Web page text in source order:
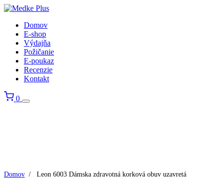
Domov
E-shop
Výdajňa
Požičanie
E-poukaz
Recenzie
Kontakt
0
Domov / Leon 6003 Dámska zdravotná korková obuv uzavretá